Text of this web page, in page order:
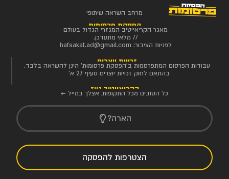
מרחב השראה שיתופי
הפסקת פרסומות
מאגר הקריאייטיב המגזרי הגדול בעולם
// מלאי מתעדכן.
לפניות הציבור: hafsakat.ad@gmail.com
זכויות יוצרים
עבודות הפרסום המתפרסמות ב'הפסקת פרסומות' הינן להשראה בלבד.
בהתאם לחוק זכויות יוצרים סעיף 27 א'
הקריאייטיב ניוז
כל הטובים מכל התקופות, אצלך במייל ←
הארה?
הצטרפות להפסקה